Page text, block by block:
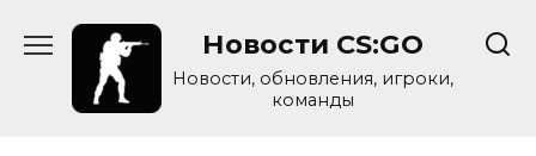
Новости CS:GO
Новости, обновления, игроки,
команды